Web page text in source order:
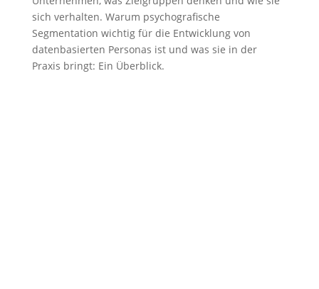
sich verhalten. Warum psychografische
Segmentation wichtig für die Entwicklung von
datenbasierten Personas ist und was sie in der
Praxis bringt: Ein Überblick.